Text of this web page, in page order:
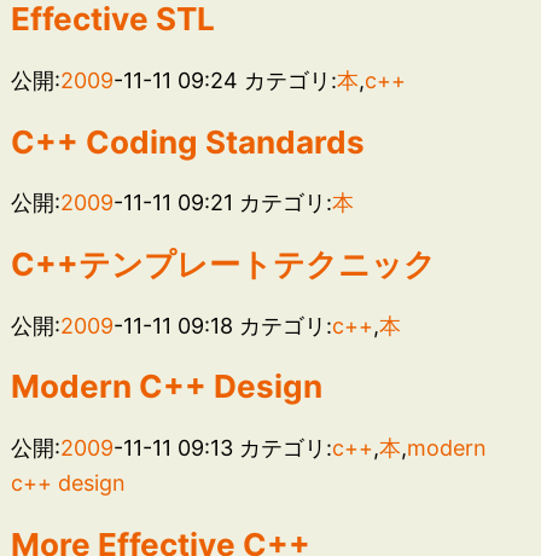
Effective STL
公開:2009-11-11 09:24 カテゴリ:本,c++
C++ Coding Standards
公開:2009-11-11 09:21 カテゴリ:本
C++テンプレートテクニック
公開:2009-11-11 09:18 カテゴリ:c++,本
Modern C++ Design
公開:2009-11-11 09:13 カテゴリ:c++,本,modern
c++ design
More Effective C++